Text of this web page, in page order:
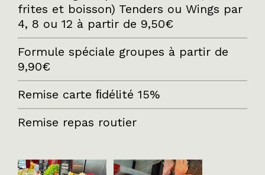
frites et boisson) Tenders ou Wings par
4, 8 ou 12 à partir de 9,50€
Formule spéciale groupes à partir de
9,90€
Remise carte ﬁdélité 15%
Remise repas routier